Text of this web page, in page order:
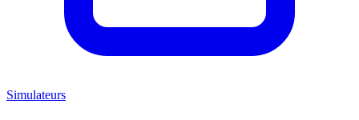
Simulateurs